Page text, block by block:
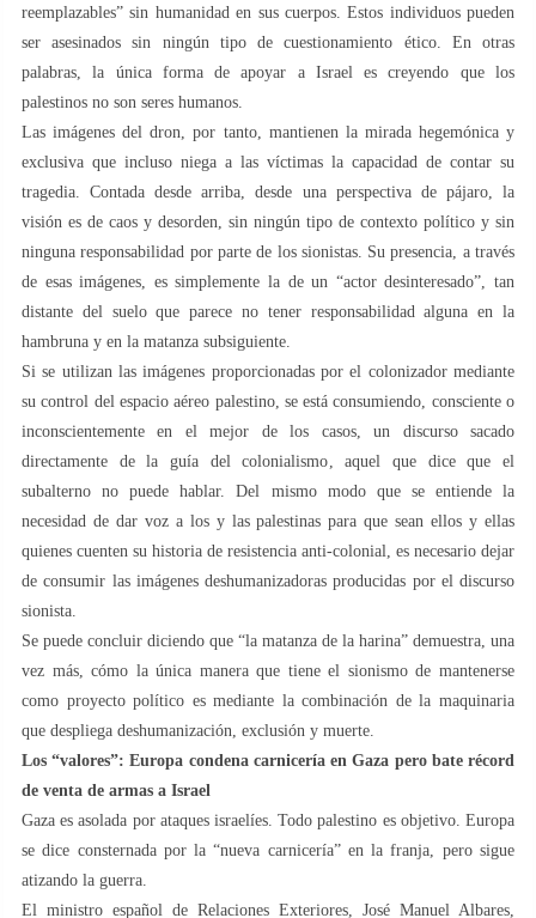
reemplazables” sin humanidad en sus cuerpos. Estos individuos pueden
ser asesinados sin ningún tipo de cuestionamiento ético. En otras
palabras, la única forma de apoyar a Israel es creyendo que los
palestinos no son seres humanos.
Las imágenes del dron, por tanto, mantienen la mirada hegemónica y
exclusiva que incluso niega a las víctimas la capacidad de contar su
tragedia. Contada desde arriba, desde una perspectiva de pájaro, la
visión es de caos y desorden, sin ningún tipo de contexto político y sin
ninguna responsabilidad por parte de los sionistas. Su presencia, a través
de esas imágenes, es simplemente la de un “actor desinteresado”, tan
distante del suelo que parece no tener responsabilidad alguna en la
hambruna y en la matanza subsiguiente.
Si se utilizan las imágenes proporcionadas por el colonizador mediante
su control del espacio aéreo palestino, se está consumiendo, consciente o
inconscientemente en el mejor de los casos, un discurso sacado
directamente de la guía del colonialismo, aquel que dice que el
subalterno no puede hablar. Del mismo modo que se entiende la
necesidad de dar voz a los y las palestinas para que sean ellos y ellas
quienes cuenten su historia de resistencia anti-colonial, es necesario dejar
de consumir las imágenes deshumanizadoras producidas por el discurso
sionista.
Se puede concluir diciendo que “la matanza de la harina” demuestra, una
vez más, cómo la única manera que tiene el sionismo de mantenerse
como proyecto político es mediante la combinación de la maquinaria
que despliega deshumanización, exclusión y muerte.
Los “valores”: Europa condena carnicería en Gaza pero bate récord
de venta de armas a Israel
Gaza es asolada por ataques israelíes. Todo palestino es objetivo. Europa
se dice consternada por la “nueva carnicería” en la franja, pero sigue
atizando la guerra.
El ministro español de Relaciones Exteriores, José Manuel Albares,